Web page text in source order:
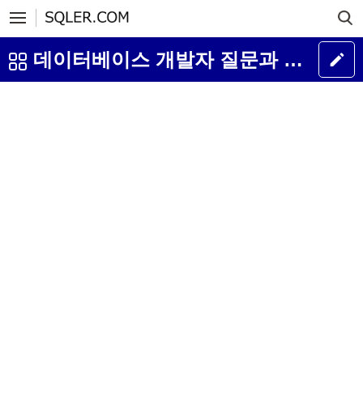
데이터베이스 개발자 질문과 답변 게시판